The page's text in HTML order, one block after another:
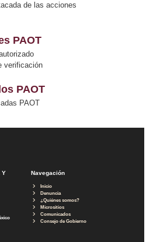
de las acciones
PAOT
verificación
PAOT
PAOT
Y
Navegación
Inicio
Denuncia
¿Quiénes somos?
Micrositios
Comunicados
Consejo de Gobierno